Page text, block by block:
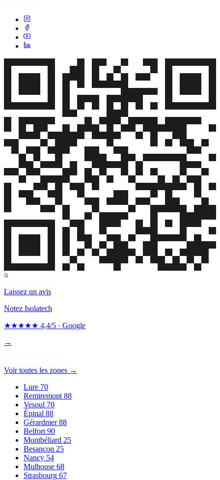
Laissez un avis
Notez Isolatech
★★★★★ 4,4/5 · Google
→
Voir toutes les zones →
Lure 70
Remiremont 88
Vesoul 70
Épinal 88
Gérardmer 88
Belfort 90
Montbéliard 25
Besançon 25
Nancy 54
Mulhouse 68
Strasbourg 67